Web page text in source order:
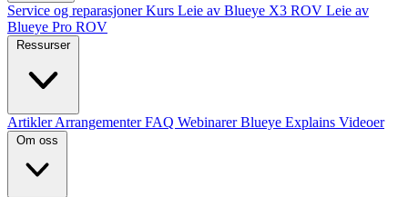
Service og reparasjonerKurs Leie av Blueye X3 ROV Leie av
Blueye Pro ROV
Ressurser
ArtiklerArrangementerFAQ WebinarerBlueye Explains Videoer
Om oss